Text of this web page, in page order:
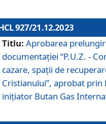
927/21.12.2023
Titlu: Aprobarea
documentaţiei “P.U.Z. -
cazare, spații de
Cristianului”, aprobat prin
inițiator Butan Gas